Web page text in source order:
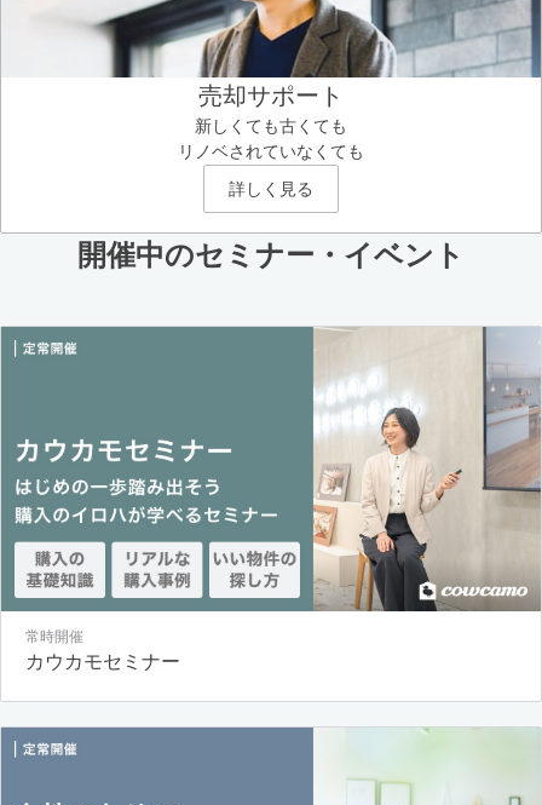
売却サポート
新しくても古くても
リノベされていなくても
詳しく見る
開催中のセミナー・イベント
常時開催
カウカモセミナー